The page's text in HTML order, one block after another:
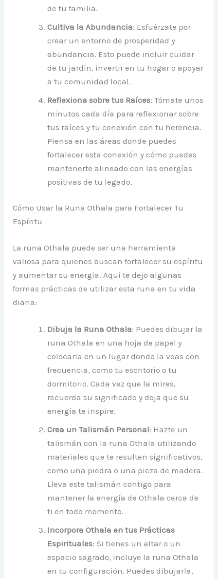
de tu familia.
Cultiva la Abundancia: Esfuérzate por
crear un entorno de prosperidad y
abundancia. Esto puede incluir cuidar
de tu jardín, invertir en tu hogar o apoyar
a tu comunidad local.
Reflexiona sobre tus Raíces: Tómate unos
minutos cada día para reflexionar sobre
tus raíces y tu conexión con tu herencia.
Piensa en las áreas donde puedes
fortalecer esta conexión y cómo puedes
mantenerte alineado con las energías
positivas de tu legado.
Cómo Usar la Runa Othala para Fortalecer Tu
Espíritu
La runa Othala puede ser una herramienta
valiosa para quienes buscan fortalecer su espíritu
y aumentar su energía. Aquí te dejo algunas
formas prácticas de utilizar esta runa en tu vida
diaria:
Dibuja la Runa Othala: Puedes dibujar la
runa Othala en una hoja de papel y
colocarla en un lugar donde la veas con
frecuencia, como tu escritorio o tu
dormitorio. Cada vez que la mires,
recuerda su significado y deja que su
energía te inspire.
Crea un Talismán Personal: Hazte un
talismán con la runa Othala utilizando
materiales que te resulten significativos,
como una piedra o una pieza de madera.
Lleva este talismán contigo para
mantener la energía de Othala cerca de
ti en todo momento.
Incorpora Othala en tus Prácticas
Espirituales: Si tienes un altar o un
espacio sagrado, incluye la runa Othala
en tu configuración. Puedes dibujarla,